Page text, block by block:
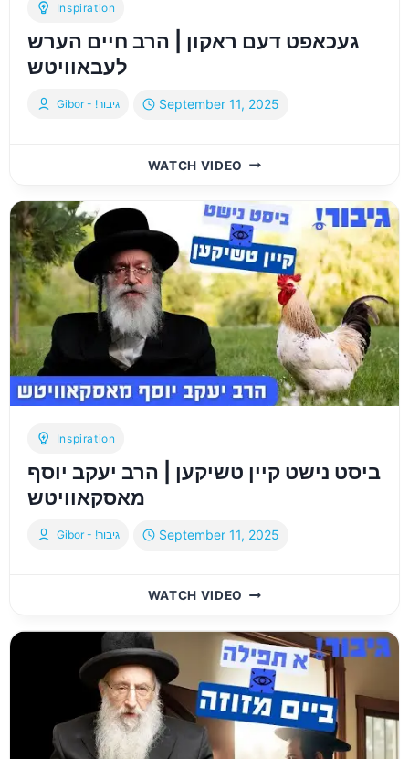
Inspiration
געכאפט דעם ראקון | הרב חיים הערש
לעבאוויטש
Gibor - !גיבור September 11, 2025
WATCH VIDEO געכאפט
ראקון
|
הרב
חיים
הערש
לעבאוויטש
Inspiration
ביסט נישט קיין טשיקען | הרב יעקב יוסף
מאסקאוויטש
Gibor - !גיבור September 11, 2025
WATCH VIDEO ביסט
קיין
טשיקען
|
הרב
יעקב
יוסף
מאסקאוויטש